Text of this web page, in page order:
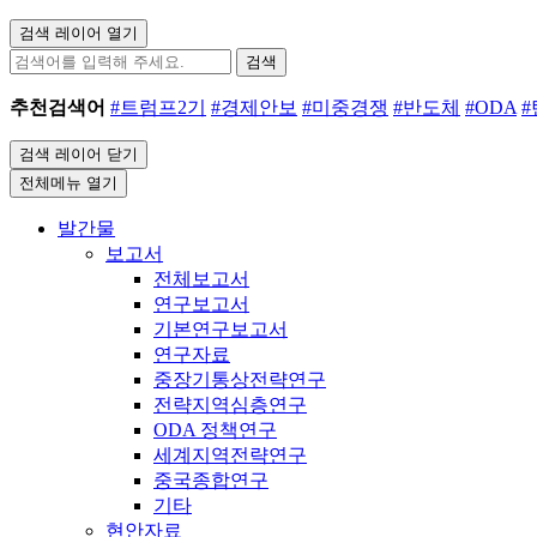
검색 레이어 열기
검색
추천검색어 #트럼프2기 #경제안보 #미중경쟁 #반도체 #ODA #
검색 레이어 닫기
전체메뉴 열기
발간물
보고서
전체보고서
연구보고서
기본연구보고서
연구자료
중장기통상전략연구
전략지역심층연구
ODA 정책연구
세계지역전략연구
중국종합연구
기타
현안자료